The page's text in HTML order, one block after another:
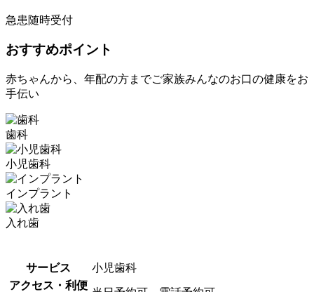
急患随時受付
おすすめポイント
赤ちゃんから、年配の方までご家族みんなのお口の健康をお
手伝い
歯科
小児歯科
インプラント
入れ歯
サービス
小児歯科
アクセス・利便